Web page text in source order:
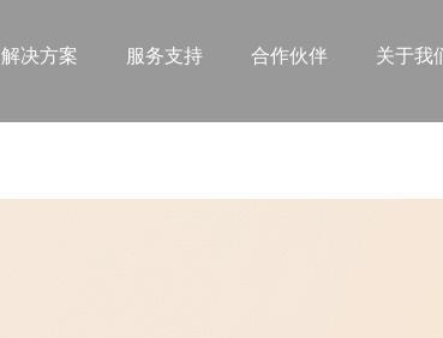
解决方案 服务支持 合作伙伴 关于我